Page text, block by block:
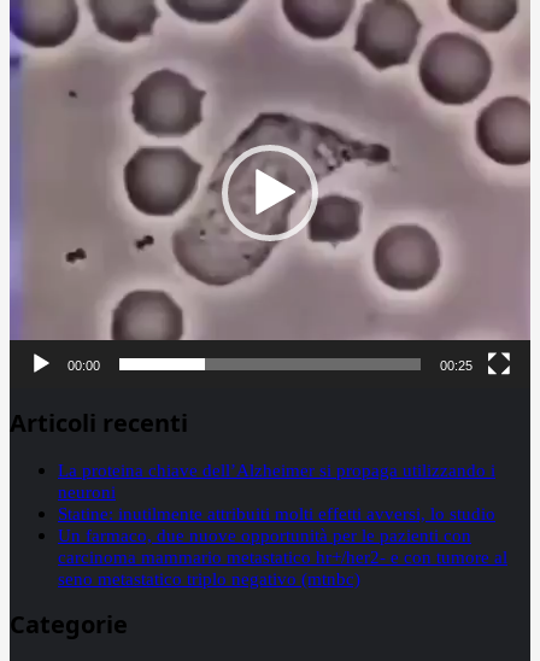
Player
00:00 00:25
Articoli recenti
La proteina chiave dell’Alzheimer si propaga utilizzando i
neuroni
Statine: inutilmente attribuiti molti effetti avversi, lo studio
Un farmaco, due nuove opportunità per le pazienti con
carcinoma mammario metastatico hr+/her2- e con tumore al
seno metastatico triplo negativo (mtnbc)
Categorie